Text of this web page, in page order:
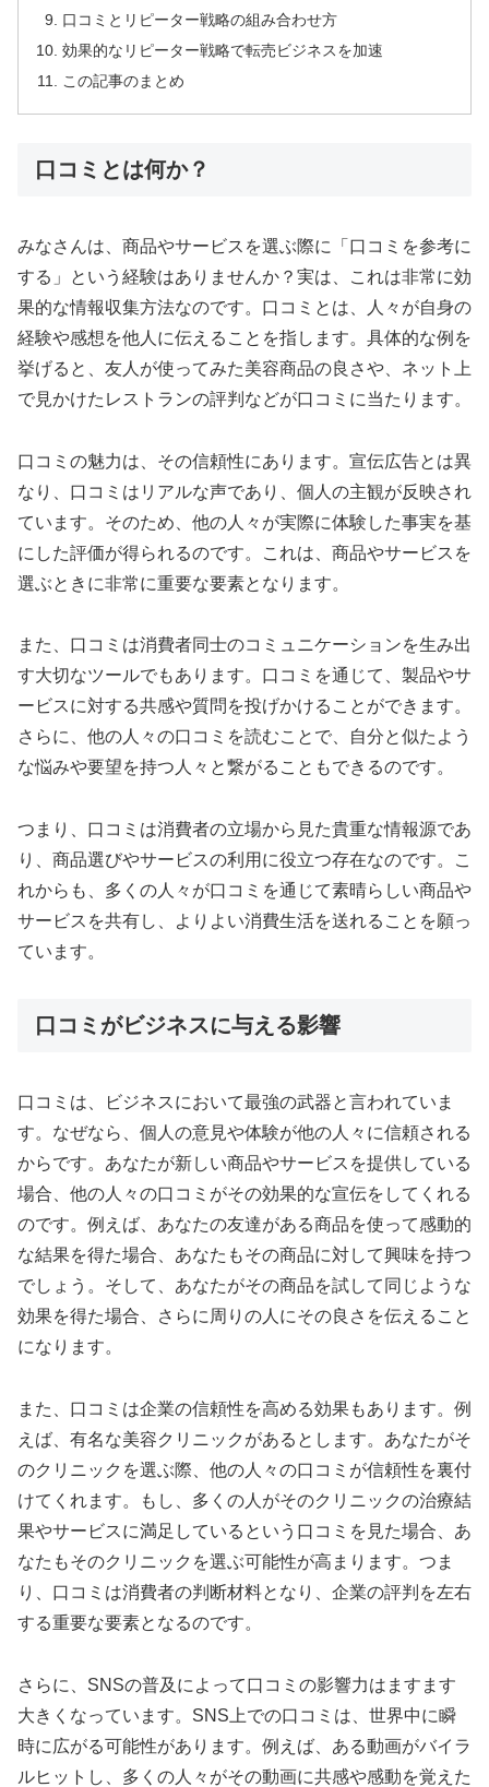
口コミとリピーター戦略の組み合わせ方
効果的なリピーター戦略で転売ビジネスを加速
この記事のまとめ
口コミとは何か？
みなさんは、商品やサービスを選ぶ際に「口コミを参考に
する」という経験はありませんか？実は、これは非常に効
果的な情報収集方法なのです。口コミとは、人々が自身の
経験や感想を他人に伝えることを指します。具体的な例を
挙げると、友人が使ってみた美容商品の良さや、ネット上
で見かけたレストランの評判などが口コミに当たります。
口コミの魅力は、その信頼性にあります。宣伝広告とは異
なり、口コミはリアルな声であり、個人の主観が反映され
ています。そのため、他の人々が実際に体験した事実を基
にした評価が得られるのです。これは、商品やサービスを
選ぶときに非常に重要な要素となります。
また、口コミは消費者同士のコミュニケーションを生み出
す大切なツールでもあります。口コミを通じて、製品やサ
ービスに対する共感や質問を投げかけることができます。
さらに、他の人々の口コミを読むことで、自分と似たよう
な悩みや要望を持つ人々と繋がることもできるのです。
つまり、口コミは消費者の立場から見た貴重な情報源であ
り、商品選びやサービスの利用に役立つ存在なのです。こ
れからも、多くの人々が口コミを通じて素晴らしい商品や
サービスを共有し、よりよい消費生活を送れることを願っ
ています。
口コミがビジネスに与える影響
口コミは、ビジネスにおいて最強の武器と言われていま
す。なぜなら、個人の意見や体験が他の人々に信頼される
からです。あなたが新しい商品やサービスを提供している
場合、他の人々の口コミがその効果的な宣伝をしてくれる
のです。例えば、あなたの友達がある商品を使って感動的
な結果を得た場合、あなたもその商品に対して興味を持つ
でしょう。そして、あなたがその商品を試して同じような
効果を得た場合、さらに周りの人にその良さを伝えること
になります。
また、口コミは企業の信頼性を高める効果もあります。例
えば、有名な美容クリニックがあるとします。あなたがそ
のクリニックを選ぶ際、他の人々の口コミが信頼性を裏付
けてくれます。もし、多くの人がそのクリニックの治療結
果やサービスに満足しているという口コミを見た場合、あ
なたもそのクリニックを選ぶ可能性が高まります。つま
り、口コミは消費者の判断材料となり、企業の評判を左右
する重要な要素となるのです。
さらに、SNSの普及によって口コミの影響力はますます
大きくなっています。SNS上での口コミは、世界中に瞬
時に広がる可能性があります。例えば、ある動画がバイラ
ルヒットし、多くの人々がその動画に共感や感動を覚えた